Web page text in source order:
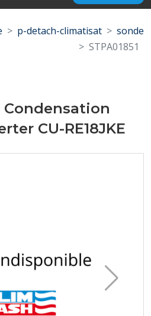
p-detach-climatisat
sonde
STPA01851
Condensation
CU-RE18JKE